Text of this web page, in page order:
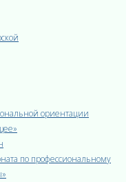
ориентации
по профессиональному